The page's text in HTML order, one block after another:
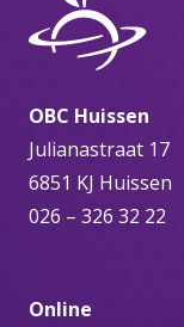
OBC Huissen
Julianastraat 17
6851 KJ Huissen
026 – 326 32 22
Online